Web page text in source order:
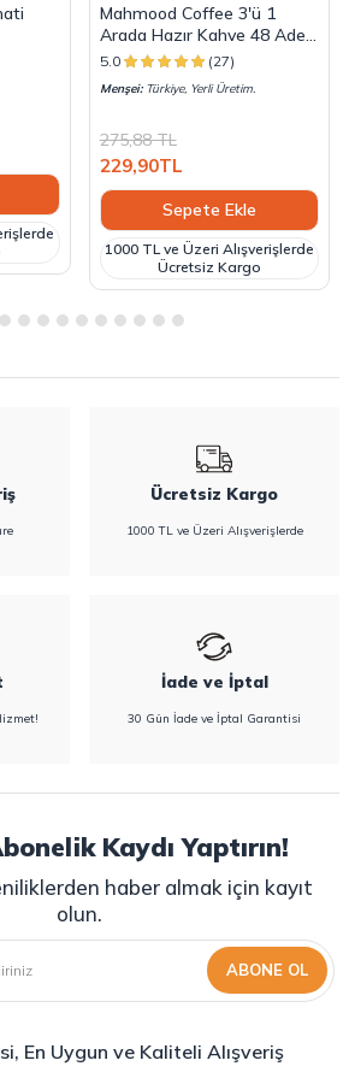
Mahmood Coffee 3'ü 1
Arada Hazır Kahve 48 Adet
x 18 G
5.0 (27)
Menşei:Türkiye, Yerli Üretim.
275,88TL
229,90TL
Sepete Ekle
1000 TL ve Üzeri Alışverişlerde
Ücretsiz Kargo
Ücretsiz Kargo
1000 TL ve Üzeri Alışverişlerde
İade ve İptal
30 Gün İade ve İptal Garantisi
Kaydı Yaptırın!
haber almak için kayıt
olun.
ABONE OL
En Uygun ve Kaliteli Alışveriş